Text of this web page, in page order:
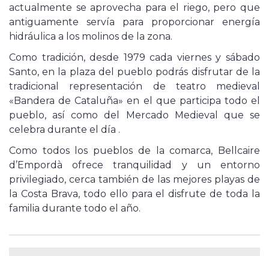
actualmente se aprovecha para el riego, pero que
antiguamente servía para proporcionar energía
hidráulica a los molinos de la zona.
Como tradición, desde 1979 cada viernes y sábado
Santo, en la plaza del pueblo podrás disfrutar de la
tradicional representación de teatro medieval
«Bandera de Cataluña» en el que participa todo el
pueblo, así como del Mercado Medieval que se
celebra durante el día .
Como todos los pueblos de la comarca, Bellcaire
d’Empordà ofrece tranquilidad y un entorno
privilegiado, cerca también de las mejores playas de
la Costa Brava, todo ello para el disfrute de toda la
familia durante todo el año.